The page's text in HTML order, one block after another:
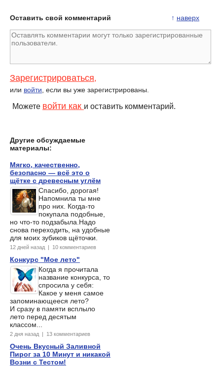
↑ наверх
Оставить свой комментарий
Зарегистрироваться,
или войти , если вы уже зарегистрированы.
Можете войти как и оставить комментарий.
Другие обсуждаемые
материалы:
Мягко, качественно,
безопасно — всё это о
щётке с древесным углём
Спасибо, дорогая!
Напомнила ты мне
про них. Когда-то
покупала подобные,
но что-то подзабыла.Надо
снова переходить, на удобные
для моих зубиков щёточки.
12 дней назад | 10 комментариев
Конкурс "Мое лето"
Когда я прочитала
название конкурса, то
спросила у себя:
Какое у меня самое
запоминающееся лето?
И сразу в памяти всплыло
лето перед десятым
классом...
2 дня назад | 13 комментариев
Очень Вкусный Заливной
Пирог за 10 Минут и никакой
Возни с Тестом!